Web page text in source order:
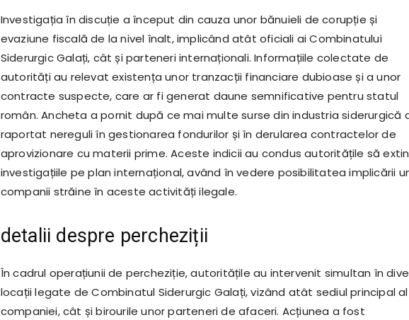
Investigația în discuție a început din cauza unor bănuieli de corupție și
evaziune fiscală de la nivel înalt, implicând atât oficiali ai Combinatului
Siderurgic Galați, cât și parteneri internaționali. Informațiile colectate de
autorități au relevat existența unor tranzacții financiare dubioase și a unor
contracte suspecte, care ar fi generat daune semnificative pentru statul
român. Ancheta a pornit după ce mai multe surse din industria siderurgică
raportat nereguli în gestionarea fondurilor și în derularea contractelor de
aprovizionare cu materii prime. Aceste indicii au condus autoritățile să
investigațiile pe plan internațional, având în vedere posibilitatea implicării
companii străine în aceste activități ilegale.
detalii despre percheziții
În cadrul operațiunii de percheziție, autoritățile au intervenit simultan în
locații legate de Combinatul Siderurgic Galați, vizând atât sediul principal al
companiei, cât și birourile unor parteneri de afaceri. Acțiunea a fost